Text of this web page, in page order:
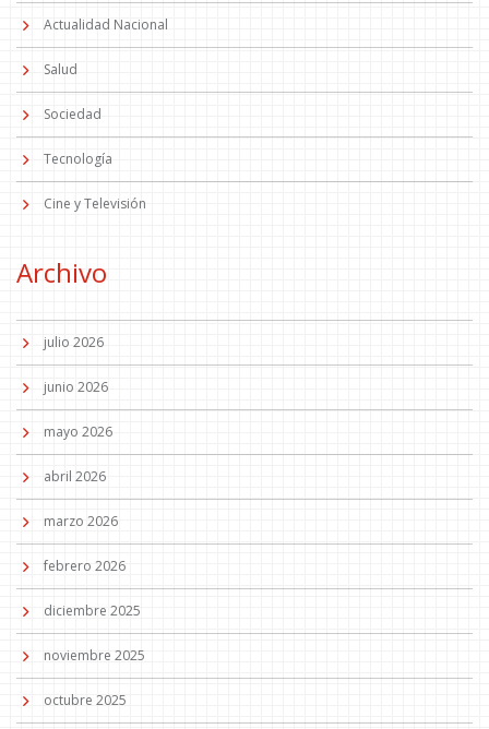
Actualidad Nacional
Salud
Sociedad
Tecnología
Cine y Televisión
Archivo
julio 2026
junio 2026
mayo 2026
abril 2026
marzo 2026
febrero 2026
diciembre 2025
noviembre 2025
octubre 2025